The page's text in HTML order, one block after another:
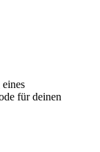
für deinen